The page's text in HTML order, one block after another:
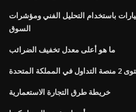
باستخدام التحليل الفني ومؤشرات
السوق
ما هو أعلى معدل تخفيف الضرائب
المتحدة
خريطة طرق التجارة الاستعمارية